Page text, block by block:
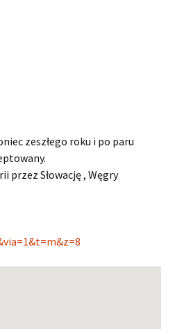
zeszłego roku i po paru
przez Słowację , Węgry